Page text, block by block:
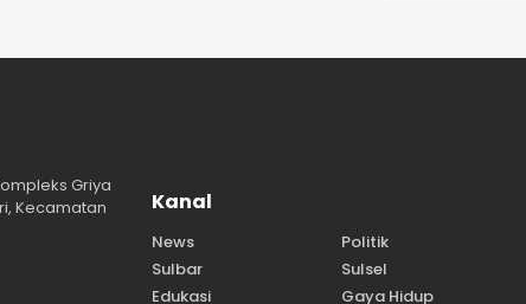
Griya
Kecamatan
Kanal
News Politik
Sulbar
Sulsel
Edukasi
Gaya Hidup